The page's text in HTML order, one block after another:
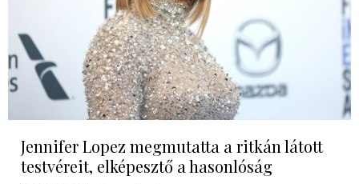
Jennifer Lopez megmutatta a ritkán látott
testvéreit, elképesztő a hasonlóság